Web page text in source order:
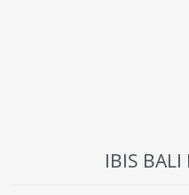
IBIS